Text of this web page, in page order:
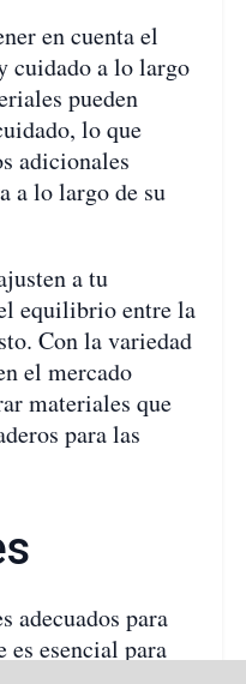
en cuenta el
cuidado a lo largo
pueden
lo que
adicionales
a lo largo de su
a tu
equilibrio entre la
Con la variedad
el mercado
materiales que
para las
adecuados para
esencial para